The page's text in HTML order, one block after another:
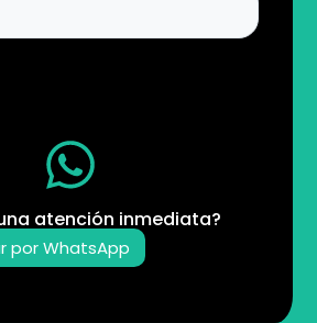
atención inmediata?
por WhatsApp